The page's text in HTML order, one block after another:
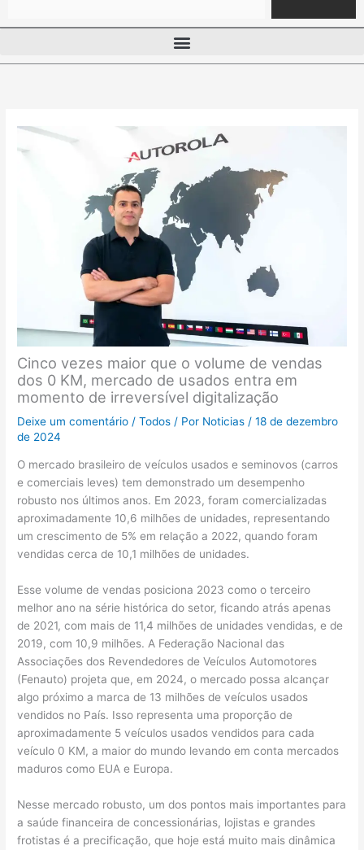
Cinco vezes maior que o volume de vendas
dos 0 KM, mercado de usados entra em
momento de irreversível digitalização
Deixe um comentário /Todos / Por Noticias /18 de dezembro
de 2024
O mercado brasileiro de veículos usados e seminovos (carros
e comerciais leves) tem demonstrado um desempenho
robusto nos últimos anos. Em 2023, foram comercializadas
aproximadamente 10,6 milhões de unidades, representando
um crescimento de 5% em relação a 2022, quando foram
vendidas cerca de 10,1 milhões de unidades.
Esse volume de vendas posiciona 2023 como o terceiro
melhor ano na série histórica do setor, ficando atrás apenas
de 2021, com mais de 11,4 milhões de unidades vendidas, e de
2019, com 10,9 milhões. A Federação Nacional das
Associações dos Revendedores de Veículos Automotores
(Fenauto) projeta que, em 2024, o mercado possa alcançar
algo próximo a marca de 13 milhões de veículos usados
vendidos no País. Isso representa uma proporção de
aproximadamente 5 veículos usados vendidos para cada
veículo 0 KM, a maior do mundo levando em conta mercados
maduros como EUA e Europa.
Nesse mercado robusto, um dos pontos mais importantes para
a saúde financeira de concessionárias, lojistas e grandes
frotistas é a precificação, que hoje está muito mais dinâmica